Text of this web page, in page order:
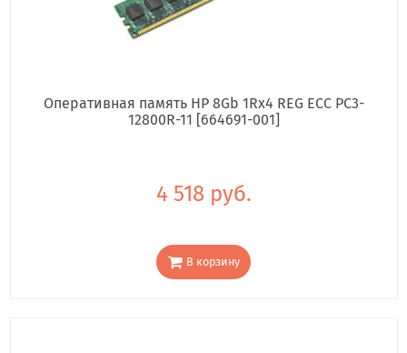
Оперативная память HP 8Gb 1Rx4 REG ECC PC3-
12800R-11 [664691-001]
4 518 руб.
В корзину